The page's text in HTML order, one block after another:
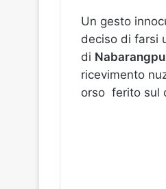
Un gesto
deciso di farsi
di
ricevimento
orso ferito sul